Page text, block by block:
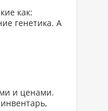
как:
генетика. А
и ценами.